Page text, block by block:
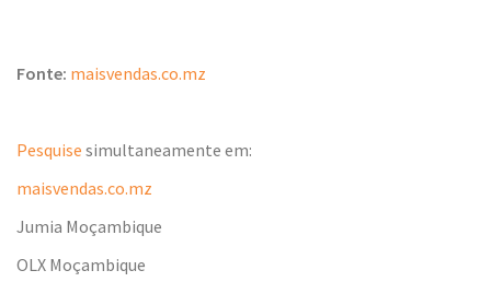
Fonte: maisvendas.co.mz
Pesquise simultaneamente em:
maisvendas.co.mz
Jumia Moçambique
OLX Moçambique